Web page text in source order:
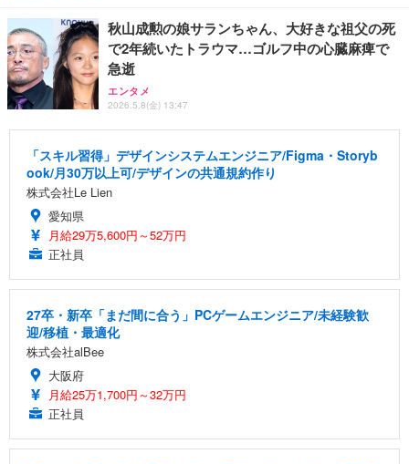
秋山成勲の娘サランちゃん、大好きな祖父の死
で2年続いたトラウマ…ゴルフ中の心臓麻痺で
急逝
エンタメ
2026.5.8(金) 13:47
「スキル習得」デザインシステムエンジニア/Figma・Storyb
ook/月30万以上可/デザインの共通規約作り
株式会社Le Lien
愛知県
月給29万5,600円～52万円
正社員
27卒・新卒「まだ間に合う」PCゲームエンジニア/未経験歓
迎/移植・最適化
株式会社alBee
大阪府
月給25万1,700円～32万円
正社員